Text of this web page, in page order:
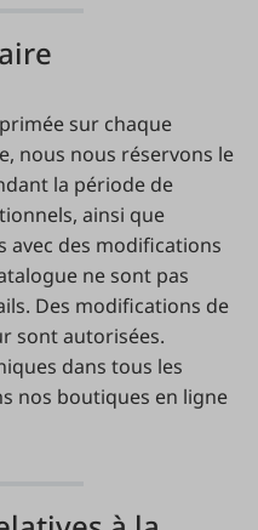
sur chaque
nous nous réservons le
la période de
ainsi que
avec des modifications
ne sont pas
Des modifications de
sont autorisées.
dans tous les
nos boutiques en ligne